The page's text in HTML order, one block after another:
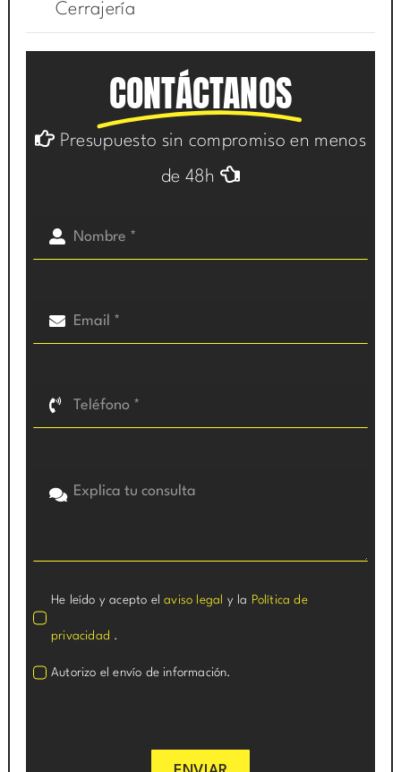
Cerrajería
CONTÁCTANOS
Presupuesto sin compromiso en menos
de 48h
He leído y acepto elaviso legal y la Política de
privacidad .
Autorizo el envío de información.